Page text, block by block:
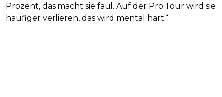
Prozent, das macht sie faul. Auf der Pro Tour wird sie
häufiger verlieren, das wird mental hart.“